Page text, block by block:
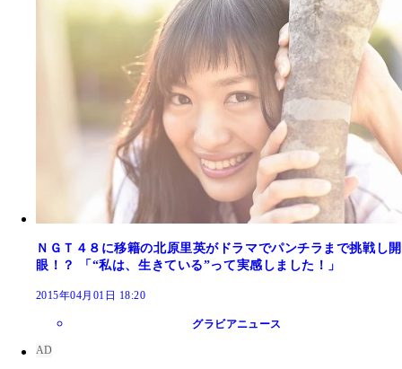
ＮＧＴ４８に移籍の北原里英がドラマでパンチラまで挑戦し開
眼！？ 「“私は、生きている”って実感しました！」
2015年04月01日 18:20
グラビアニュース